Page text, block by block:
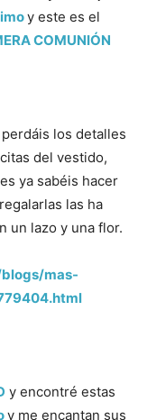
y este es el
COMUNIÓN
los detalles
del vestido,
ya sabéis hacer
las ha
un lazo y una flor.
mas-
y encontré estas
y me encantan sus